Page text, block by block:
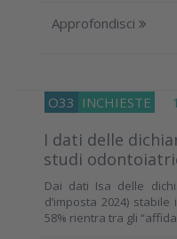
Approfondisci
O33 INCHIESTE
I dati delle
studi
Dai dati Isa delle
d’imposta 2024)
58% rientra tra gli